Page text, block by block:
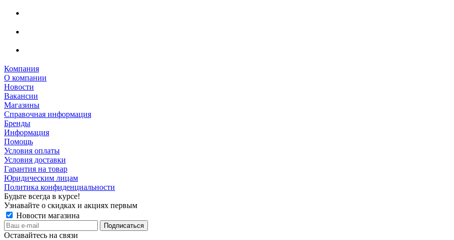
Компания
О компании
Новости
Вакансии
Магазины
Справочная информация
Бренды
Информация
Помощь
Условия оплаты
Условия доставки
Гарантия на товар
Юридическим лицам
Политика конфиденциальности
Будьте всегда в курсе!
Узнавайте о скидках и акциях первым
Новости магазина
Оставайтесь на связи